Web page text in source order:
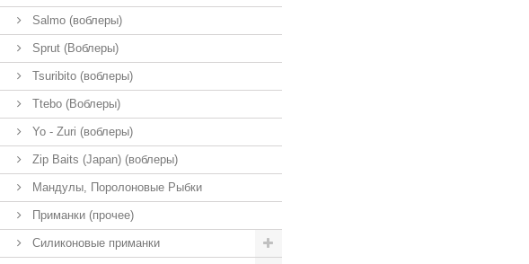
Salmo (воблеры)
Sprut (Воблеры)
Tsuribito (воблеры)
Ttebo (Воблеры)
Yo - Zuri (воблеры)
Zip Baits (Japan) (воблеры)
Мандулы, Поролоновые Рыбки
Приманки (прочее)
Силиконовые приманки